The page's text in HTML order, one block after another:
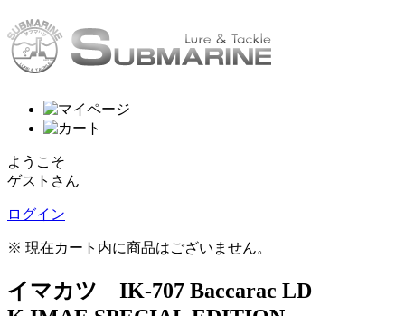
ようこそ
ゲストさん
ログイン
※ 現在カート内に商品はございません。
イマカツ IK-707 Baccarac LD